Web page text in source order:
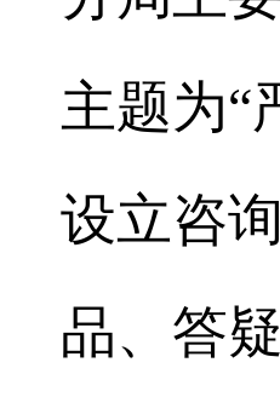
主题为“
设立咨
品、答